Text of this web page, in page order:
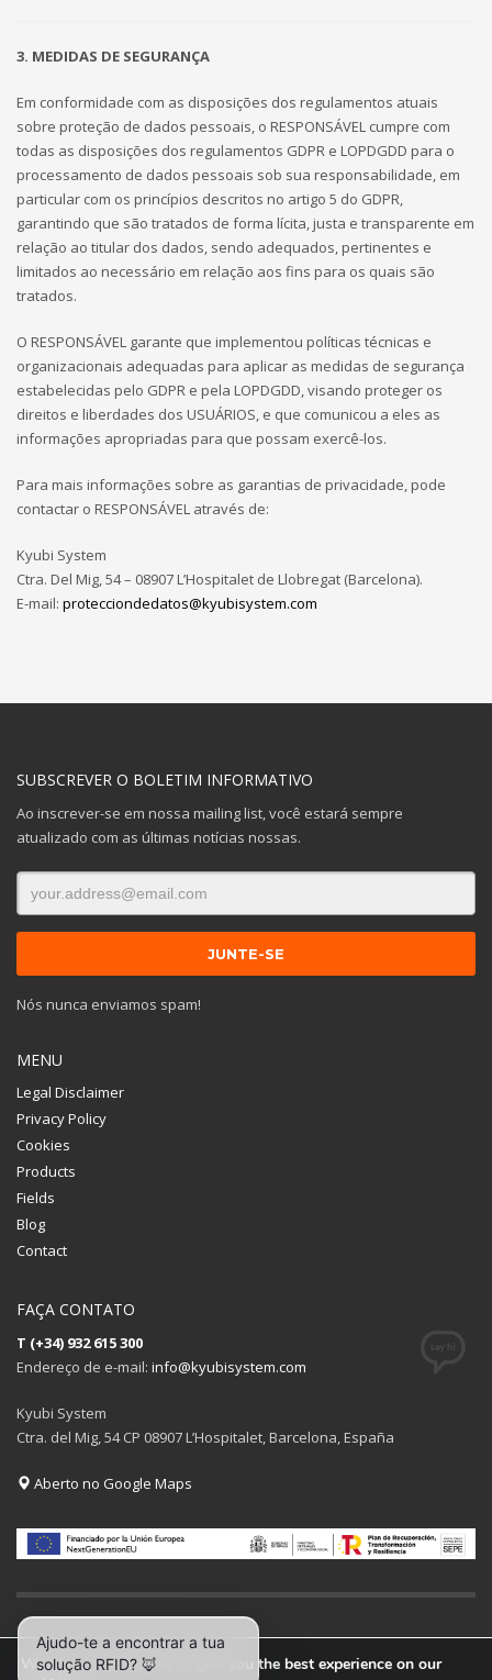
3. MEDIDAS DE SEGURANÇA
Em conformidade com as disposições dos regulamentos atuais
sobre proteção de dados pessoais, o RESPONSÁVEL cumpre com
todas as disposições dos regulamentos GDPR e LOPDGDD para o
processamento de dados pessoais sob sua responsabilidade, em
particular com os princípios descritos no artigo 5 do GDPR,
garantindo que são tratados de forma lícita, justa e transparente em
relação ao titular dos dados, sendo adequados, pertinentes e
limitados ao necessário em relação aos fins para os quais são
tratados.
O RESPONSÁVEL garante que implementou políticas técnicas e
organizacionais adequadas para aplicar as medidas de segurança
estabelecidas pelo GDPR e pela LOPDGDD, visando proteger os
direitos e liberdades dos USUÁRIOS, e que comunicou a eles as
informações apropriadas para que possam exercê-los.
Para mais informações sobre as garantias de privacidade, pode
contactar o RESPONSÁVEL através de:
Kyubi System
Ctra. Del Mig, 54 – 08907 L’Hospitalet de Llobregat (Barcelona).
E-mail: protecciondedatos@kyubisystem.com
SUBSCREVER O BOLETIM INFORMATIVO
Ao inscrever-se em nossa mailing list, você estará sempre
atualizado com as últimas notícias nossas.
Nós nunca enviamos spam!
MENU
Legal Disclaimer
Privacy Policy
Cookies
Products
Fields
Blog
Contact
FAÇA CONTATO
T (+34) 932 615 300
Endereço de e-mail: info@kyubisystem.com
Kyubi System
Ctra. del Mig, 54 CP 08907 L’Hospitalet, Barcelona, España
Aberto no Google Maps
We are using cookies to give you the best experience on our